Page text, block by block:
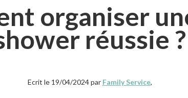
organiser
réussie ?
Ecrit le 19/04/2024 par Family Service,